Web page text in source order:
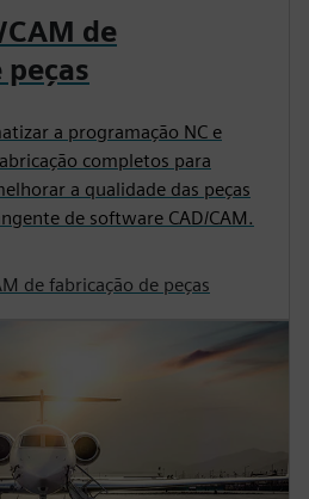
CAM de
a programação NC e
completos para
a qualidade das peças
de software CAD/CAM.
de fabricação de peças